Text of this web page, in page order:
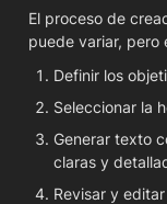
El proceso de
puede variar, pero
Definir los
Seleccionar la
Generar texto
claras y
Revisar y